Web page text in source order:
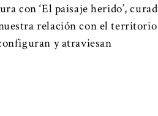
con ‘El paisaje herido’,
relación con el
y atraviesan